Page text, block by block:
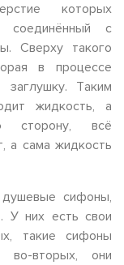
которых
соединённый с
Сверху такого
в процессе
Таким
жидкость, а
сторону, всё
а сама жидкость
сифоны,
У них есть свои
такие сифоны
во-вторых, они